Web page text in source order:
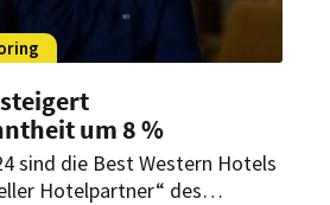
um 8 %
sind die Best Western Hotels
Hotelpartner“ des